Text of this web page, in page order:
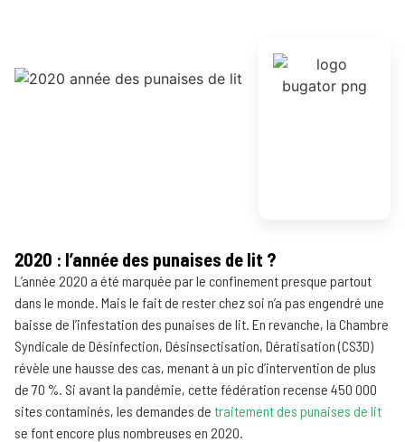
2020 : l’année des punaises de lit ?
L’année 2020 a été marquée par le confinement presque partout
dans le monde. Mais le fait de rester chez soi n’a pas engendré une
baisse de l’infestation des punaises de lit. En revanche, la Chambre
Syndicale de Désinfection, Désinsectisation, Dératisation (CS3D)
révèle une hausse des cas, menant à un pic d’intervention de plus
de 70 %. Si avant la pandémie, cette fédération recense 450 000
sites contaminés, les demandes de traitement des punaises de lit
se font encore plus nombreuses en 2020.